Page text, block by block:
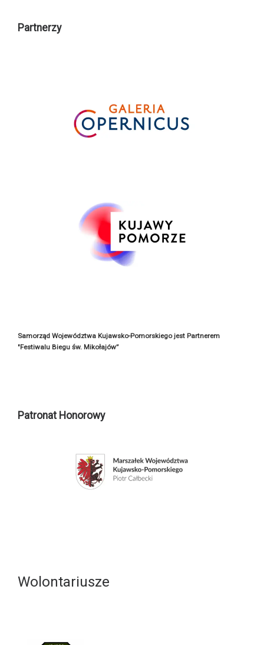
Partnerzy
Samorząd Województwa Kujawsko-Pomorskiego jest Partnerem
"Festiwalu Biegu św. Mikołajów”
Patronat Honorowy
Wolontariusze